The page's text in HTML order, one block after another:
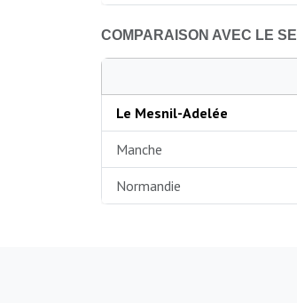
COMPARAISON AVEC LE
Le Mesnil-Adelée
Manche
Normandie